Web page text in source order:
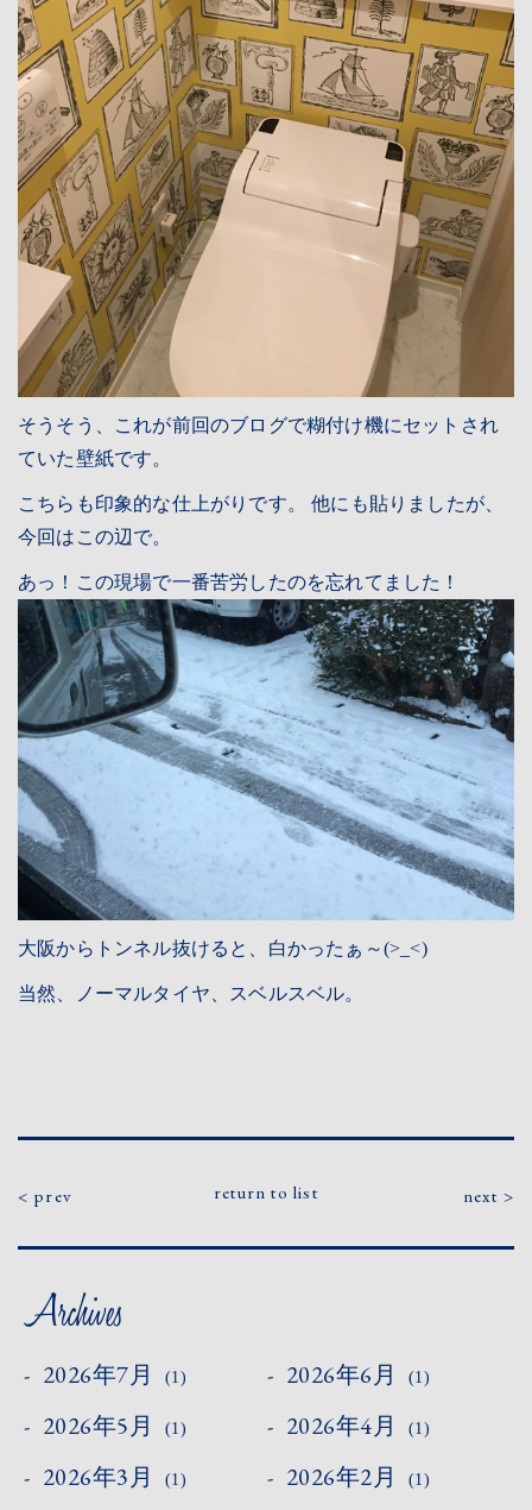
そうそう、これが前回のブログで糊付け機にセットされ
ていた壁紙です。
こちらも印象的な仕上がりです。 他にも貼りましたが、
今回はこの辺で。
あっ！この現場で一番苦労したのを忘れてました！
大阪からトンネル抜けると、白かったぁ～(>_<)
当然、ノーマルタイヤ、スベルスベル。
prev return to list next
2026年7月 (1) 2026年6月 (1)
2026年5月 (1) 2026年4月 (1)
2026年3月 (1) 2026年2月 (1)